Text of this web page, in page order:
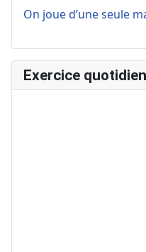
On joue d’une seule
Exercice quotidien